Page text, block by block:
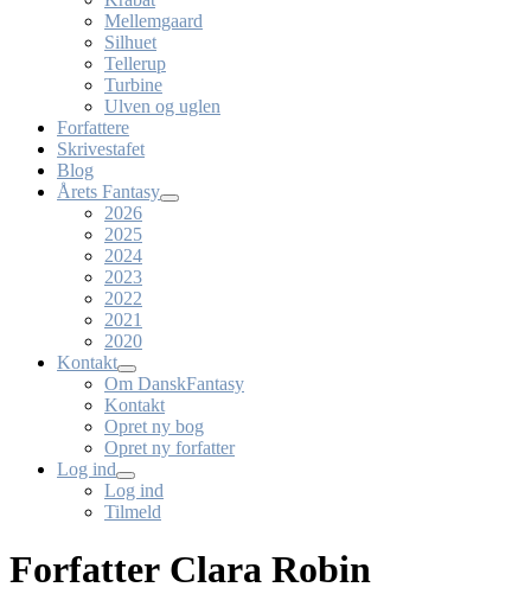
Mellemgaard
Silhuet
Tellerup
Turbine
Ulven og uglen
Forfattere
Skrivestafet
Blog
Årets Fantasy
2026
2025
2024
2023
2022
2021
2020
Kontakt
Om DanskFantasy
Kontakt
Opret ny bog
Opret ny forfatter
Log ind
Log ind
Tilmeld
Forfatter Clara Robin